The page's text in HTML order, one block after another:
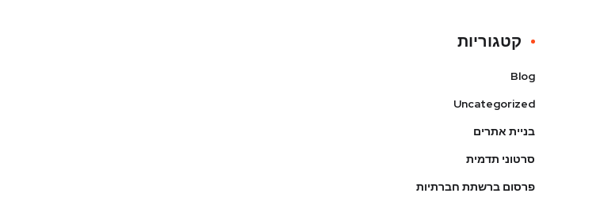
קטגוריות
Blog
Uncategorized
בניית אתרים
סרטוני תדמית
פרסום ברשתת חברתיות